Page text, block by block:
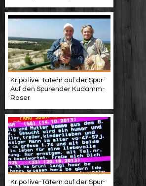
Kripo live-Tätern auf der Spur-
Auf den Spurender Kudamm-
Raser
Kripo live-Tätern auf der Spur-